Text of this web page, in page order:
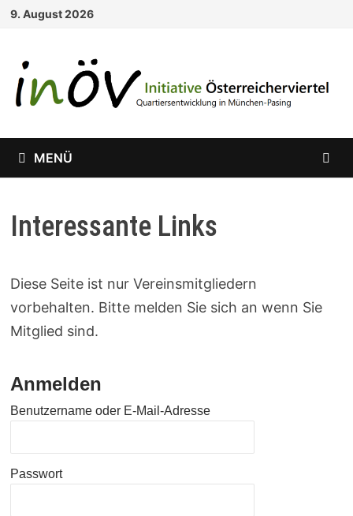
Zum
9. August 2026
MENÜ
Interessante Links
Diese Seite ist nur Vereinsmitgliedern
vorbehalten. Bitte melden Sie sich an wenn Sie
Mitglied sind.
Anmelden
Benutzername oder E-Mail-Adresse
Passwort